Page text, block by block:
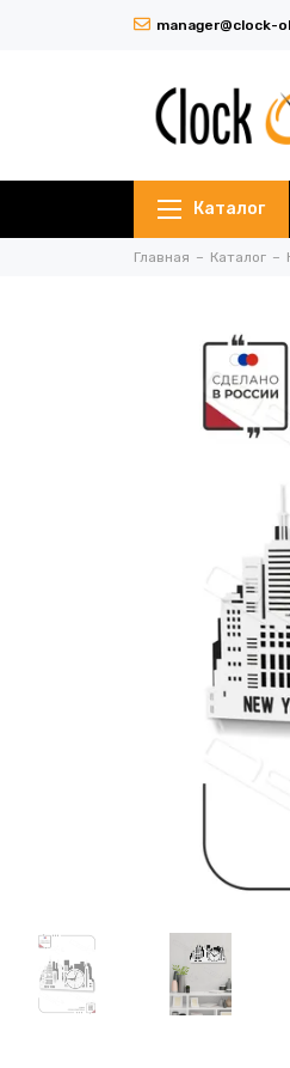
manager@clock-
Каталог
Главная Каталог